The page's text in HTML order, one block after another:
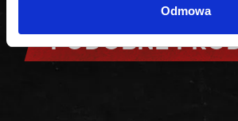
Odmowa
PODOBNE